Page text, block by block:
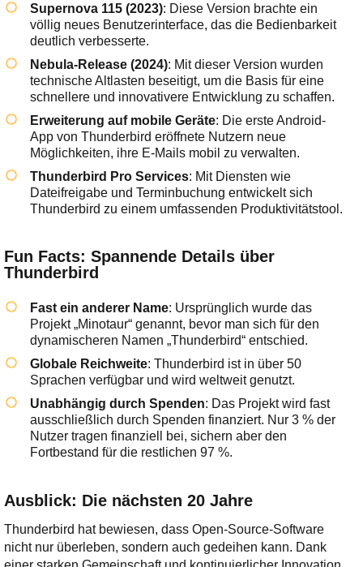
Supernova 115 (2023): Diese Version brachte ein
völlig neues Benutzerinterface, das die Bedienbarkeit
deutlich verbesserte.
Nebula-Release (2024): Mit dieser Version wurden
technische Altlasten beseitigt, um die Basis für eine
schnellere und innovativere Entwicklung zu schaffen.
Erweiterung auf mobile Geräte: Die erste Android-
App von Thunderbird eröffnete Nutzern neue
Möglichkeiten, ihre E-Mails mobil zu verwalten.
Thunderbird Pro Services: Mit Diensten wie
Dateifreigabe und Terminbuchung entwickelt sich
Thunderbird zu einem umfassenden Produktivitätstool.
Fun Facts: Spannende Details über
Thunderbird
Fast ein anderer Name: Ursprünglich wurde das
Projekt „Minotaur“ genannt, bevor man sich für den
dynamischeren Namen „Thunderbird“ entschied.
Globale Reichweite: Thunderbird ist in über 50
Sprachen verfügbar und wird weltweit genutzt.
Unabhängig durch Spenden: Das Projekt wird fast
ausschließlich durch Spenden finanziert. Nur 3 % der
Nutzer tragen finanziell bei, sichern aber den
Fortbestand für die restlichen 97 %.
Ausblick: Die nächsten 20 Jahre
Thunderbird hat bewiesen, dass Open-Source-Software
nicht nur überleben, sondern auch gedeihen kann. Dank